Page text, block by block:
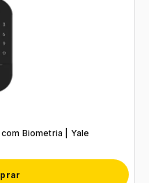
Biometria | Yale